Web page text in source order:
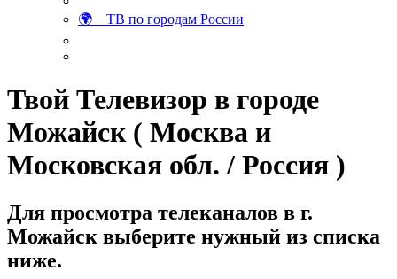
🌍 ТВ по городам России
Твой Телевизор в городе
Можайск ( Москва и
Московская обл. / Россия )
Для просмотра телеканалов в г.
Можайск выберите нужный из списка
ниже.